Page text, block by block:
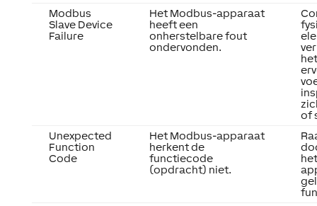
Modbus
Slave Device
Failure
Het Modbus-apparaat
heeft een
onherstelbare fout
ondervonden.
of
Unexpected
Function
Code
Het Modbus-apparaat
herkent de
functiecode
(opdracht) niet.